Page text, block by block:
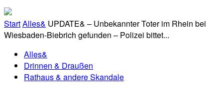
StartAlles& UPDATE& – Unbekannter Toter im Rhein bei
Wiesbaden-Biebrich gefunden – Polizei bittet...
Alles&
Drinnen & Draußen
Rathaus & andere Skandale